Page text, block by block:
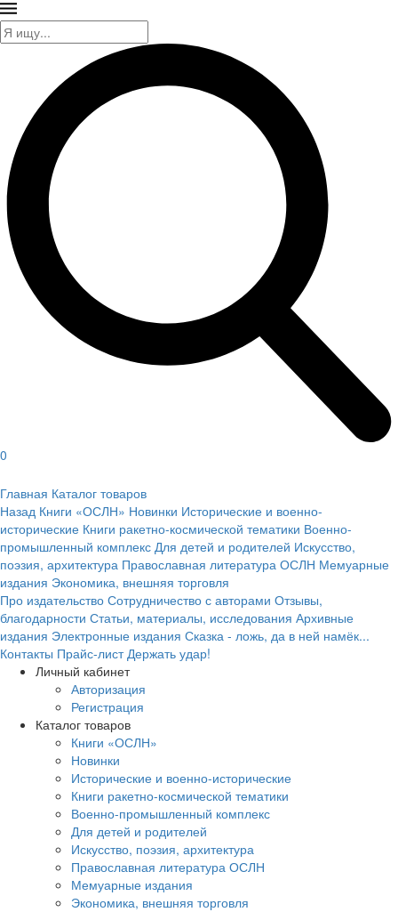
0
Главная Каталог товаров
Назад Книги «ОСЛН» Новинки Исторические и военно-
исторические Книги ракетно-космической тематики Военно-
промышленный комплекс Для детей и родителей Искусство,
поэзия, архитектура Православная литература ОСЛН Мемуарные
издания Экономика, внешняя торговля
Про издательство Сотрудничество с авторами Отзывы,
благодарности Статьи, материалы, исследования Архивные
издания Электронные издания Сказка - ложь, да в ней намёк...
Контакты Прайс-лист Держать удар!
Личный кабинет
Авторизация
Регистрация
Каталог товаров
Книги «ОСЛН»
Новинки
Исторические и военно-исторические
Книги ракетно-космической тематики
Военно-промышленный комплекс
Для детей и родителей
Искусство, поэзия, архитектура
Православная литература ОСЛН
Мемуарные издания
Экономика, внешняя торговля